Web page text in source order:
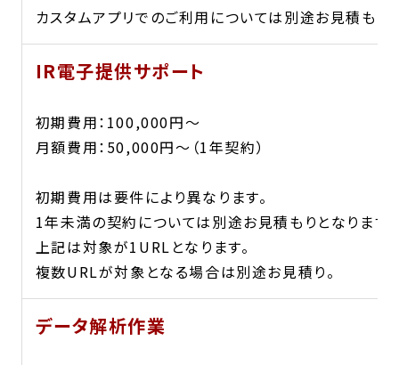
カスタムアプリでのご利用については別途お見積もり
IR電子提供サポート
初期費用：100,000円〜
月額費用：50,000円〜（1年契約）
初期費用は要件により異なります。
1年未満の契約については別途お見積もりとなります。
上記は対象が1URLとなります。
複数URLが対象となる場合は別途お見積り。
データ解析作業